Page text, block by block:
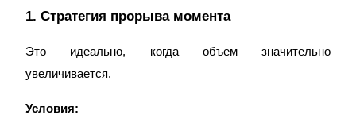
Гибкая ставка для заработка популярных токенов
1. Стратегия прорыва момента
Это идеально, когда объем значительно
увеличивается.
Условия: